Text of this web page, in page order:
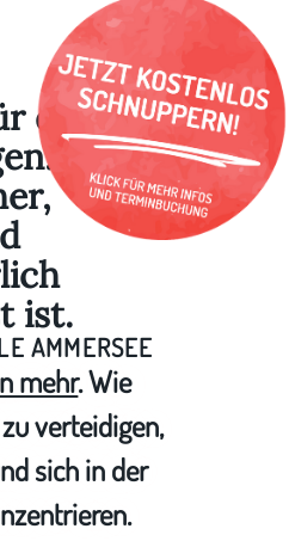
deine
Ein
ist.
AMMERSEE
mehr. Wie
verteidigen,
sich in der